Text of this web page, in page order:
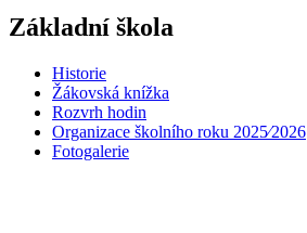
Základní škola
Historie
Žákovská knížka
Rozvrh hodin
Organizace školního roku 2025⁄2026
Fotogalerie